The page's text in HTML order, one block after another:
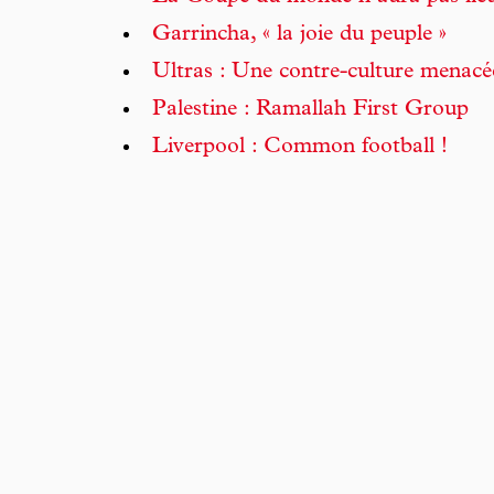
Garrincha, « la joie du peuple »
Ultras : Une contre-culture
Palestine : Ramallah First Group
Liverpool : Common football !